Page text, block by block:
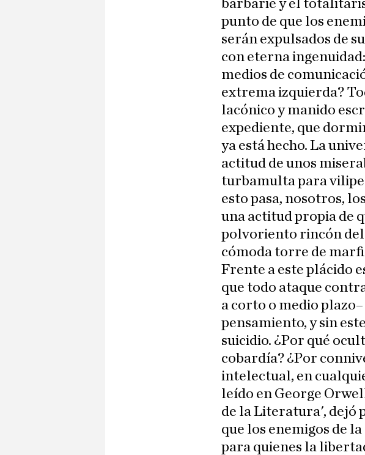
barbarie y el
punto de que los
serán expulsados de
con eterna
medios de
extrema izquierda?
lacónico y manido
expediente, que
ya está hecho. La
actitud de unos
turbamulta para
esto pasa, nosotros,
una actitud propia de
polvoriento rincón del
cómoda torre de
Frente a este plácido
que todo ataque
a corto o medio
pensamiento, y sin
suicidio. ¿Por qué
cobardía? ¿Por
intelectual, en
leído en George
de la Literatura', dejó
que los enemigos de
para quienes la